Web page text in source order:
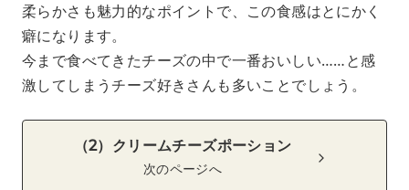
柔らかさも魅力的なポイントで、この食感はとにかく
癖になります。
今まで食べてきたチーズの中で一番おいしい……と感
激してしまうチーズ好きさんも多いことでしょう。
（2）クリームチーズポーション
次のページへ